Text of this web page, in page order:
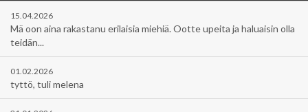
15.04.2026
Mä oon aina rakastanu erilaisia miehiä. Ootte upeita ja haluaisin olla
teidän...
01.02.2026
tyttö, tuli melena